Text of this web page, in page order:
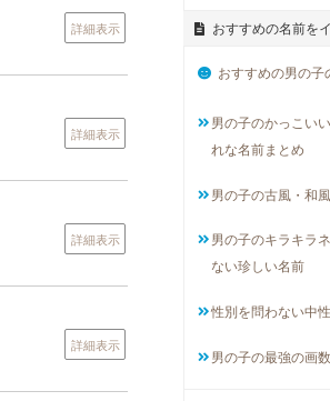
詳細表示
詳細表示
詳細表示
詳細表示
おすすめの名前を
おすすめの男の子
男の子のかっこい
れな名前まとめ
男の子の古風・和
男の子のキラキラ
ない珍しい名前
性別を問わない中
男の子の最強の画